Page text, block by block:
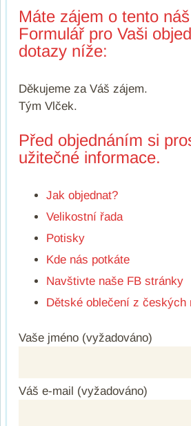
Máte zájem o tento
Formulář pro Vaši
dotazy níže:
Děkujeme za Váš zájem.
Tým Vlček.
Před objednáním si
užitečné informace.
Jak objednat?
Velikostní řada
Potisky
Kde nás potkáte
Navštivte naše FB stránky
Dětské oblečení z českých
Vaše jméno (vyžadováno)
Váš e-mail (vyžadováno)